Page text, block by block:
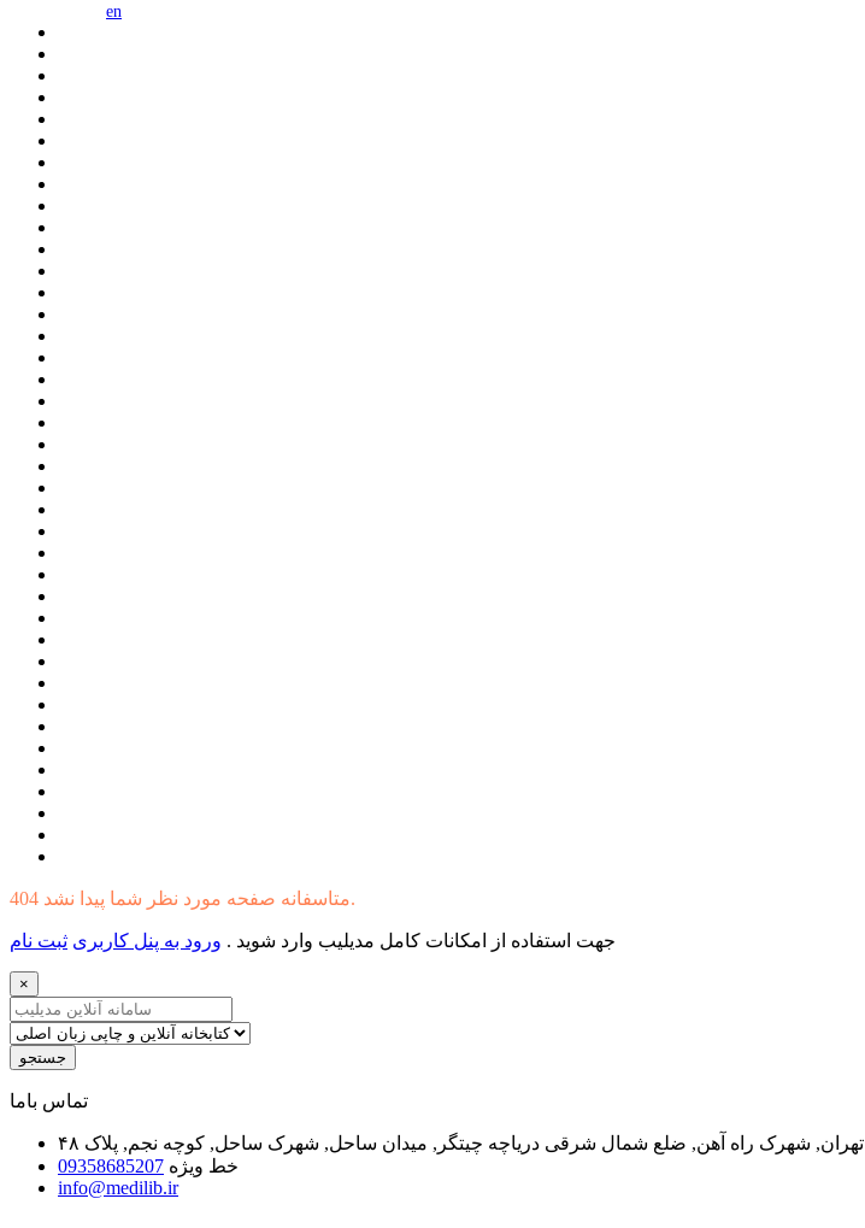
en
404 متاسفانه صفحه مورد نظر شما پیدا نشد.
جهت استفاده از امکانات کامل مدیلیب وارد شوید . ورود به پنل کاربری ثبت نام
×
جستجو
ﺗﻤﺎﺱ ﺑﺎﻣﺎ
تهران, شهرک راه آهن, ضلع شمال شرقی دریاچه چیتگر, میدان ساحل, شهرک ساحل, کوچه نجم, پلاک ۴۸
خط ویژه 09358685207
info@medilib.ir